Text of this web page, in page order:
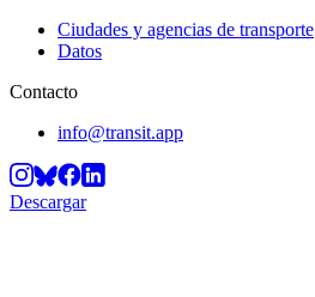
Ciudades y agencias de transporte
Datos
Contacto
info@transit.app
Descargar